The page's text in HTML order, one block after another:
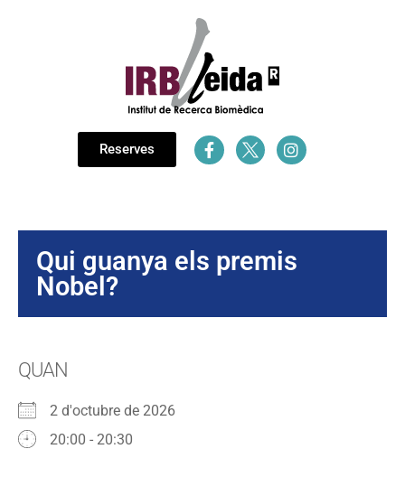
Reserves
Qui guanya els premis
Nobel?
QUAN
2 d'octubre de 2026
20:00 - 20:30